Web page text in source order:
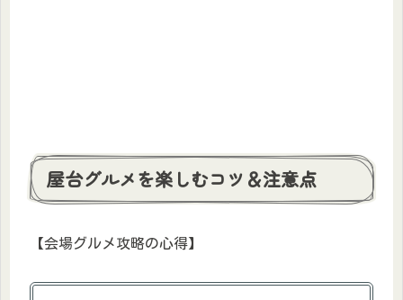
屋台グルメを楽しむコツ＆注意点
【会場グルメ攻略の心得】